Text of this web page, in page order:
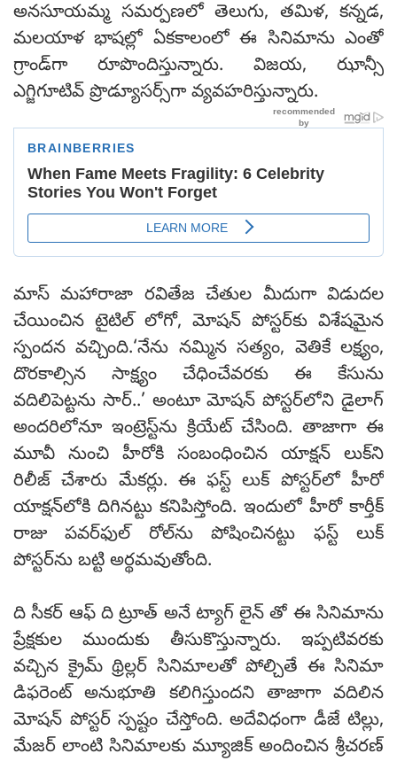
అనసూయమ్మ సమర్పణలో తెలుగు, తమిళ, కన్నడ,
మలయాళ భాషల్లో ఏకకాలంలో ఈ సినిమాను ఎంతో
గ్రాండ్‌గా రూపొందిస్తున్నారు. విజయ, ఝాన్సీ
ఎగ్జిగూటివ్ ప్రొడ్యూసర్స్‌గా వ్యవహరిస్తున్నారు.
మాస్ మహారాజా రవితేజ చేతుల మీదుగా విడుదల
చేయించిన టైటిల్ లోగో, మోషన్ పోస్టర్‌కు విశేషమైన
స్పందన వచ్చింది.‘నేను నమ్మిన సత్యం, వెతికే లక్ష్యం,
దొరకాల్సిన సాక్ష్యం చేధించేవరకు ఈ కేసును
వదిలిపెట్టను సార్..’ అంటూ మోషన్ పోస్టర్‌లోని డైలాగ్
అందరిలోనూ ఇంట్రెస్ట్‌ను క్రియేట్ చేసింది. తాజాగా ఈ
మూవీ నుంచి హీరోకి సంబంధించిన యాక్షన్ లుక్‌ని
రిలీజ్ చేశారు మేకర్లు. ఈ ఫస్ట్ లుక్ పోస్టర్‌లో హీరో
యాక్షన్‌లోకి దిగినట్టు కనిపిస్తోంది. ఇందులో హీరో కార్తీక్
రాజు పవర్‌ఫుల్ రోల్‌ను పోషించినట్టు ఫస్ట్ లుక్
పోస్టర్‌ను బట్టి అర్థమవుతోంది.
ది సీకర్ ఆఫ్ ది ట్రూత్ అనే ట్యాగ్ లైన్ తో ఈ సినిమాను
ప్రేక్షకుల ముందుకు తీసుకొస్తున్నారు. ఇప్పటివరకు
వచ్చిన క్రైమ్ థ్రిల్లర్ సినిమాలతో పోల్చితే ఈ సినిమా
డిఫరెంట్ అనుభూతి కలిగిస్తుందని తాజాగా వదిలిన
మోషన్ పోస్టర్ స్పష్టం చేస్తోంది. అదేవిధంగా డీజే టిల్లు,
మేజర్ లాంటి సినిమాలకు మ్యూజిక్ అందించిన శ్రీచరణ్